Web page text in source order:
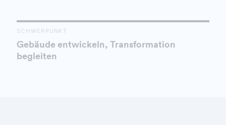
SCHWERPUNKT
Gebäude entwickeln, Transformation
begleiten